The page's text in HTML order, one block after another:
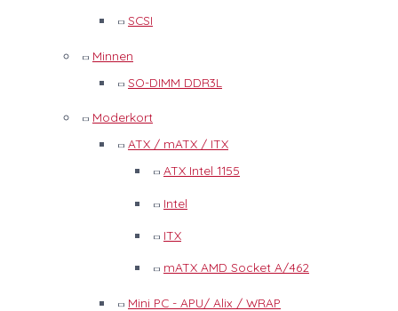
SCSI
Minnen
SO-DIMM DDR3L
Moderkort
ATX / mATX / ITX
ATX Intel 1155
Intel
ITX
mATX AMD Socket A/462
Mini PC - APU/ Alix / WRAP